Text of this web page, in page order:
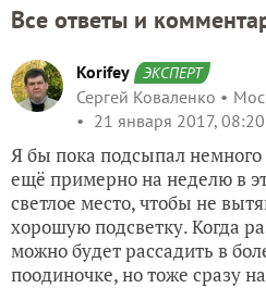
Все ответы и
Korifey ЭКСПЕРТ
Сергей Коваленко
21 января 2017, 08:20
Я бы пока подсыпал
ещё примерно на неделю в
светлое место, чтобы не
хорошую подсветку. Когда
можно будет рассадить в
поодиночке, но тоже сразу